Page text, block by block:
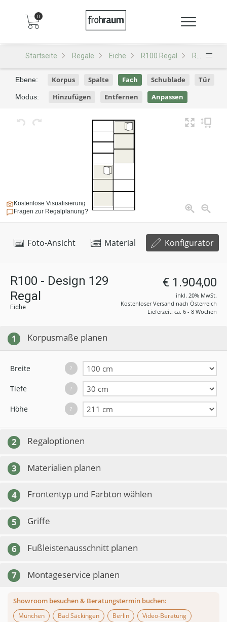
0
Startseite Regale Eiche R100 Regal R100 - Design 129
Foto-Ansicht Material Konfigurator
Kostenlose Visualisierung
Fragen zur Regalplanung?
Ebene: Korpus Spalte Fach Schublade Tür
Modus: Hinzufügen Entfernen Anpassen
R100 - Design 129
Regal
Eiche
€ 1.904,00
inkl. 20% MwSt.
Kostenloser Versand nach Österreich
Lieferzeit: ca. 6 - 8 Wochen
1 Korpusmaße planen
Breite ?
Tiefe ?
Höhe ?
2 Regaloptionen
3 Materialien planen
4 Frontentyp und Farbton wählen
5 Griffe
6 Fußleistenausschnitt planen
7 Montageservice planen
Showroom besuchen & Beratungstermin buchen:
München
Bad Säckingen Berlin
Video-Beratung